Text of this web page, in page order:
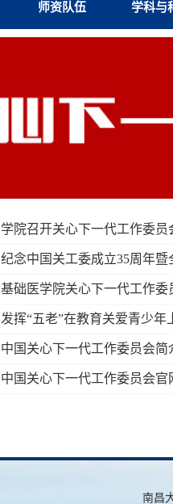
师资队伍 学科与
学院召开关心下一代工作委员
纪念中国关工委成立35周年
基础医学院关心下一代工作委
发挥“五老”在教育关爱青少年
中国关心下一代工作委员会简
中国关心下一代工作委员会官
南昌